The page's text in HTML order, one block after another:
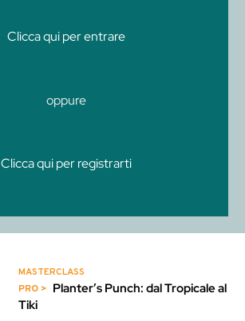
Clicca qui per entrare
oppure
Clicca qui per registrarti
MASTERCLASS
Planter’s Punch: dal Tropicale al
Tiki